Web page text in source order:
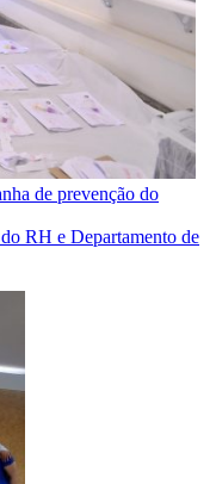
de prevenção do
RH e Departamento de